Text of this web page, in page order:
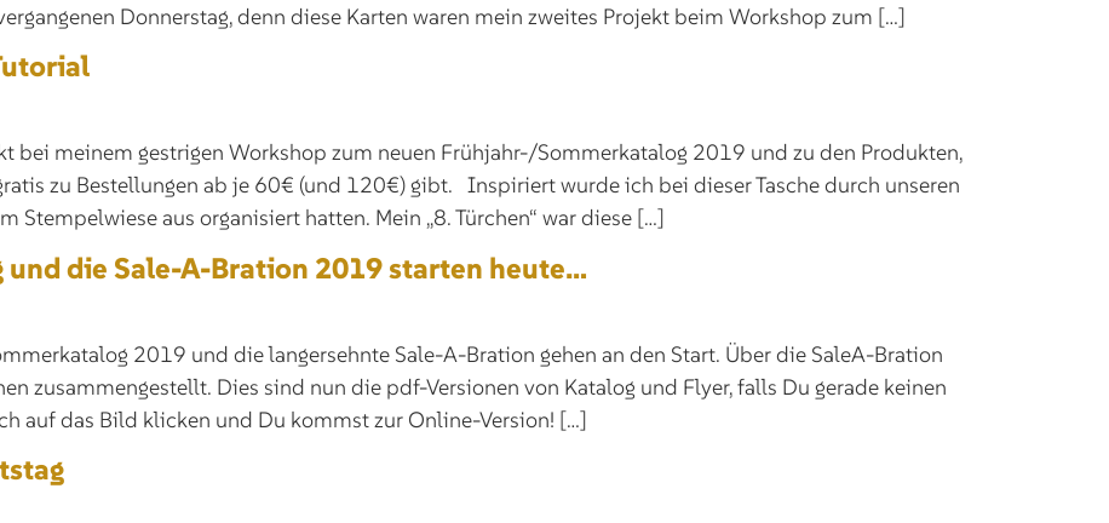
Donnerstag, denn diese Karten waren mein zweites Projekt beim Workshop zum […]
bei meinem gestrigen Workshop zum neuen Frühjahr-/Sommerkatalog 2019 und zu den Produkten,
zu Bestellungen ab je 60€ (und 120€) gibt. Inspiriert wurde ich bei dieser Tasche durch unseren
Stempelwiese aus organisiert hatten. Mein „8. Türchen“ war diese […]
die Sale-A-Bration 2019 starten heute…
2019 und die langersehnte Sale-A-Bration gehen an den Start. Über die SaleA-Bration
zusammengestellt. Dies sind nun die pdf-Versionen von Katalog und Flyer, falls Du gerade keinen
auf das Bild klicken und Du kommst zur Online-Version! […]